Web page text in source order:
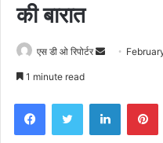
की बारात
एस डी ओ रिपोर्टर
Send
1 minute read
FacebookTwitter LinkedIn